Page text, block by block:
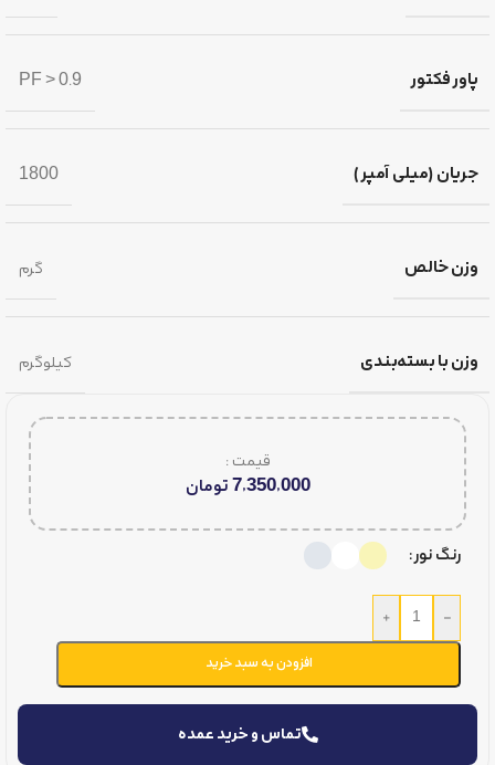
پاور فکتور PF > 0.9
جریان (میلی آمپر) 1800
وزن خالص گرم
وزن با بسته‌بندی کیلوگرم
قیمت :
7,350,000تومان
رنگ نور
-
+
افزودن به سبد خرید
تماس و خرید عمده